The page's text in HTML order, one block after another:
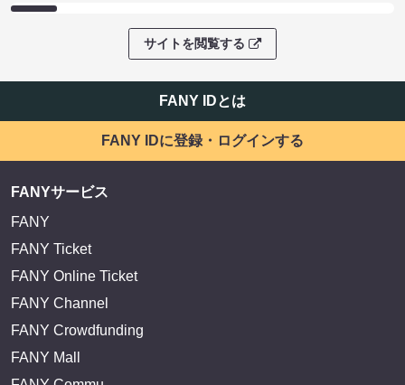
サイトを閲覧する
FANY IDとは
FANY IDに登録・ログインする
FANYサービス
FANY
FANY Ticket
FANY Online Ticket
FANY Channel
FANY Crowdfunding
FANY Mall